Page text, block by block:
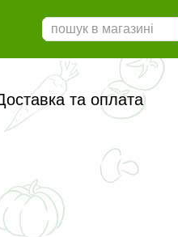
та оплата